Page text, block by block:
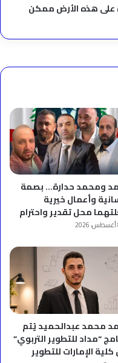
على هذه الأرض ممكن
ومحمد حدارة… بصمة
وأعمال خيرية
محل تقدير واحترام
محمد عبدالحميد يُتم
“مداد للتطوير التربوي”
الإمارات للتطوير